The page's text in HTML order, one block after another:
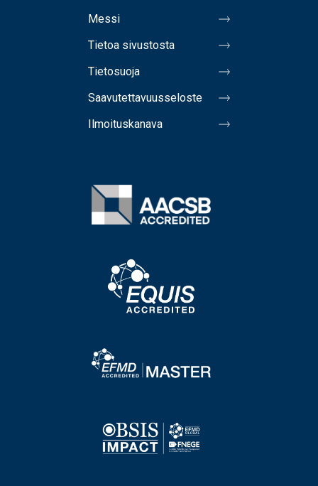
Messi
Tietoa sivustosta
Tietosuoja
Saavutettavuusseloste
Ilmoituskanava
Image
Image
Image
Image